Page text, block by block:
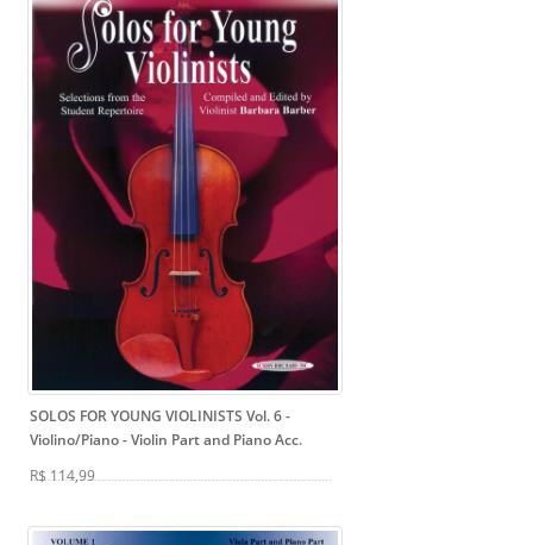
SOLOS FOR YOUNG VIOLINISTS Vol. 6 -
Violino/Piano- Violin Part and Piano Acc.
R$ 114,99